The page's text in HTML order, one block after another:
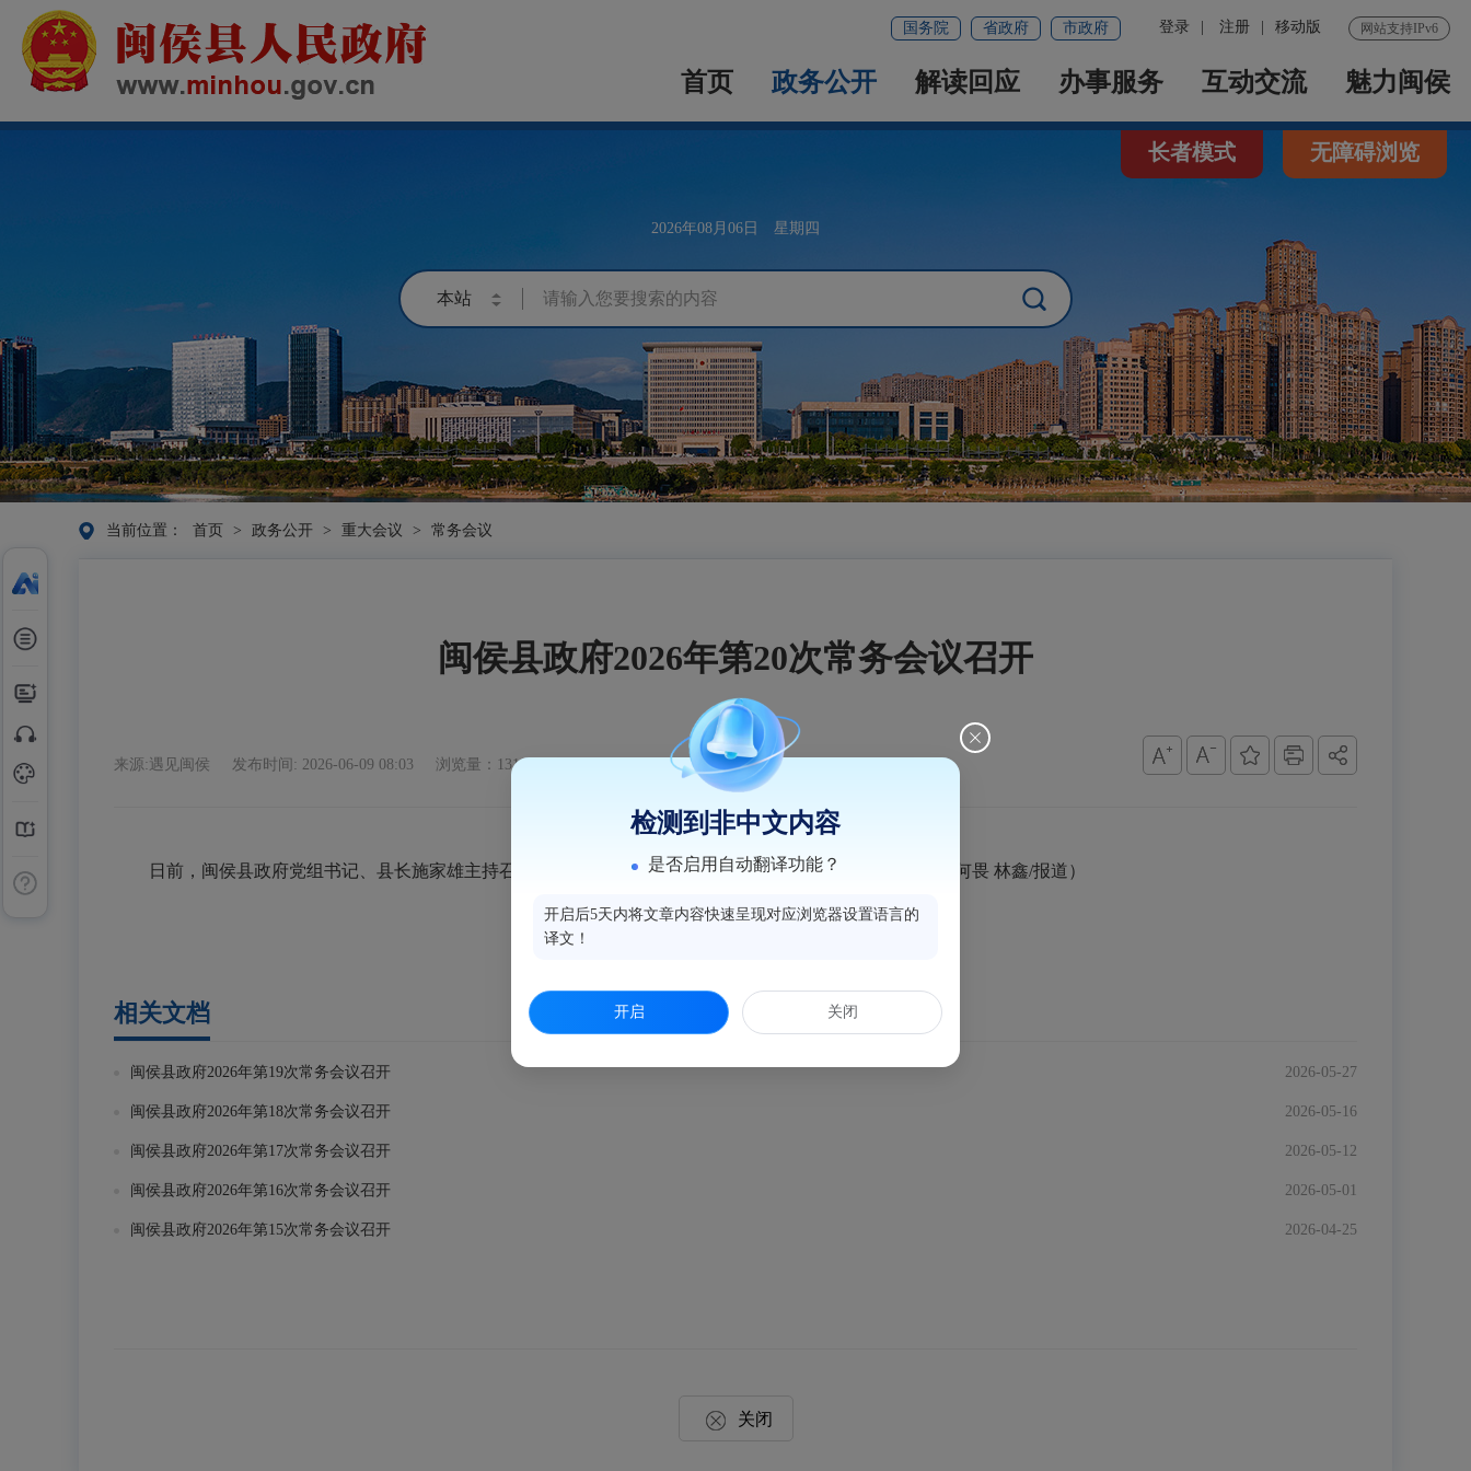
网站支持IPv6
登录 注册 移动版
国务院 省政府 市政府
首页 政务公开 解读回应 办事服务 互动交流 魅力闽侯
2026年08月06日 星期四
长者模式 无障碍浏览
当前位置： 首页 > 政务公开 > 重大会议 > 常务会议
闽侯县政府2026年第20次常务会议召开
来源:遇见闽侯 发布时间: 2026-06-09 08:03 浏览量：131
日前，闽侯县政府党组书记、县长施家雄主持召开县政府党组会议和县政府2026年第20次常务会议。（陈何畏 林鑫/报道）
相关文档
2026-05-27
闽侯县政府2026年第19次常务会议召开
2026-05-16
闽侯县政府2026年第18次常务会议召开
2026-05-12
闽侯县政府2026年第17次常务会议召开
2026-05-01
闽侯县政府2026年第16次常务会议召开
2026-04-25
闽侯县政府2026年第15次常务会议召开
关闭
检测到非中文内容
是否启用自动翻译功能？
开启后5天内将文章内容快速呈现对应浏览器设置语言的
译文！
开启 关闭